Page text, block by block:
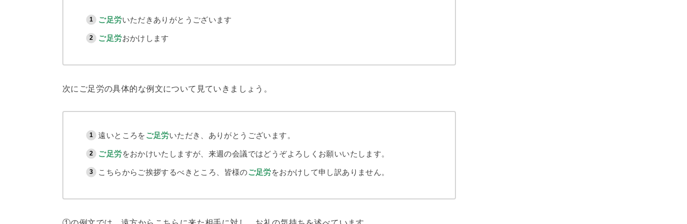
ご足労いただきありがとうございます
ご足労おかけします
次にご足労の具体的な例文について見ていきましょう。
遠いところをご足労いただき、ありがとうございます。
ご足労をおかけいたしますが、来週の会議ではどうぞよろしくお願いいたします。
こちらからご挨拶するべきところ、皆様のご足労をおかけして申し訳ありません。